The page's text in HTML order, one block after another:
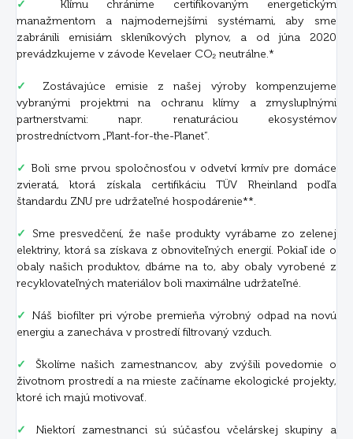
✓
Klímu chránime certifikovaným energetickým
manažmentom a najmodernejšími systémami, aby sme
zabránili emisiám skleníkových plynov, a od júna 2020
prevádzkujeme v závode Kevelaer CO₂ neutrálne.*
✓ Zostávajúce emisie z našej výroby kompenzujeme
vybranými projektmi na ochranu klímy a zmysluplnými
partnerstvami: napr. renaturáciou ekosystémov
prostredníctvom „Plant-for-the-Planet“.
✓ Boli sme prvou spoločnosťou v odvetví krmív pre domáce
zvieratá, ktorá získala certifikáciu TÜV Rheinland podľa
štandardu ZNU pre udržateľné hospodárenie**.
✓
Sme presvedčení, že naše produkty vyrábame zo zelenej
elektriny, ktorá sa získava z obnoviteľných energií. Pokiaľ ide o
obaly našich produktov, dbáme na to, aby obaly vyrobené z
recyklovateľných materiálov boli maximálne udržateľné.
✓ Náš biofilter pri výrobe premieňa výrobný odpad na novú
energiu a zanecháva v prostredí filtrovaný vzduch.
✓
Školíme našich zamestnancov, aby zvýšili povedomie o
životnom prostredí a na mieste začíname ekologické projekty,
ktoré ich majú motivovať.
✓
Niektorí zamestnanci sú súčasťou včelárskej skupiny a